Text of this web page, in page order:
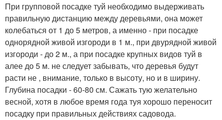
При групповой посадке туй необходимо выдерживать
правильную дистанцию между деревьями, она может
колебаться от 1 до 5 метров, а именно - при посадке
однорядной живой изгороди в 1 м., при двурядной живой
изгороди - до 2 м., а при посадке крупных видов туй в
алее до 5 м. не следует забывать, что деревья будут
расти не , внимание, только в высоту, но и в ширину.
Глубина посадки - 60-80 см. Сажать тую желательно
весной, хотя в любое время года туя хорошо переносит
посадку при правильных действиях садовода.